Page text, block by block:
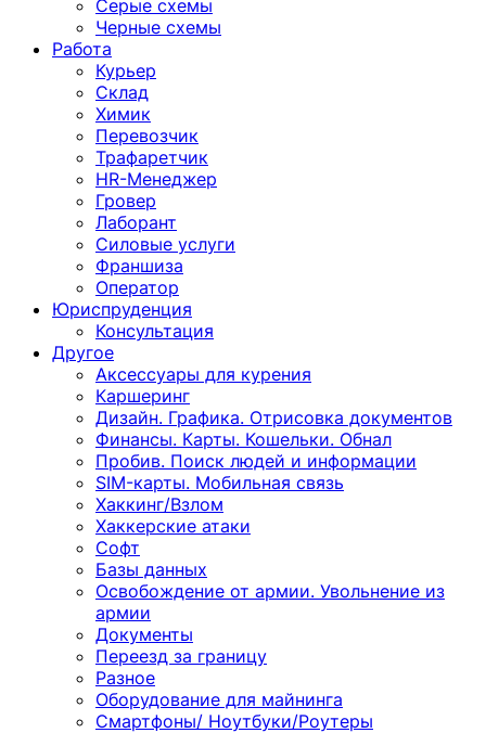
Серые схемы
Черные схемы
Работа
Курьер
Склад
Химик
Перевозчик
Трафаретчик
HR-Менеджер
Гровер
Лаборант
Силовые услуги
Франшиза
Оператор
Юриспруденция
Консультация
Другoе
Аксессуары для курения
Каршеринг
Дизайн. Графика. Отрисовка документов
Финансы. Карты. Кошельки. Обнал
Пробив. Поиск людей и информации
SIM-карты. Мобильная связь
Хаккинг/Взлом
Хаккерские атаки
Софт
Базы данных
Освобождение от армии. Увольнение из
армии
Документы
Переезд за границу
Разное
Оборудование для майнинга
Смартфоны/ Ноутбуки/Роутеры